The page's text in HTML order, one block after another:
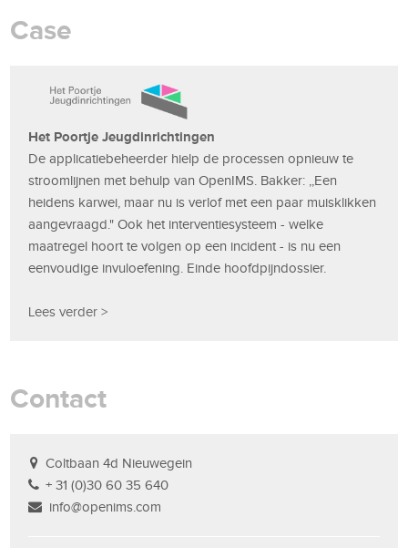
Case
Het Poortje Jeugdinrichtingen
De applicatiebeheerder hielp de processen opnieuw te
stroomlijnen met behulp van OpenIMS. Bakker: ,,Een
heidens karwei, maar nu is verlof met een paar muisklikken
aangevraagd." Ook het interventiesysteem - welke
maatregel hoort te volgen op een incident - is nu een
eenvoudige invuloefening. Einde hoofdpijndossier.
Lees verder >
Contact
Coltbaan 4d Nieuwegein
+ 31 (0)30 60 35 640
info@openims.com